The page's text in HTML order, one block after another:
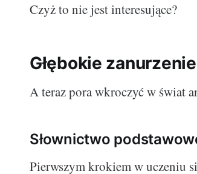
Czyż to nie jest interesujące?
Głębokie
A teraz pora wkroczyć w świat
Słownictwo
Pierwszym krokiem w uczeniu